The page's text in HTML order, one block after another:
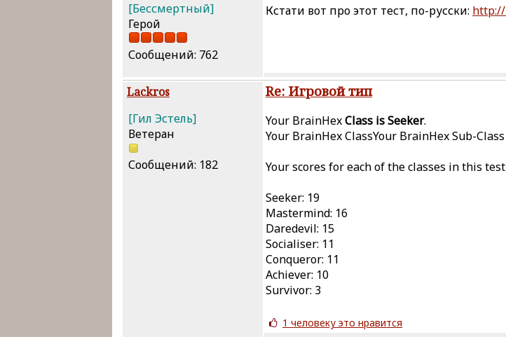
[Бессмертный]
Герой
Сообщений: 762
Кстати вот про этот тест, по-русски:
Lackros
[Гил Эстель]
Ветеран
Сообщений: 182
Re: Игровой тип
Your BrainHexClass is Seeker.
Your BrainHex ClassYour BrainHex Sub-
Your scores for each of the classes in this
Seeker: 19
Mastermind: 16
Daredevil: 15
Socialiser: 11
Conqueror: 11
Achiever: 10
Survivor: 3
1 человеку это нравится